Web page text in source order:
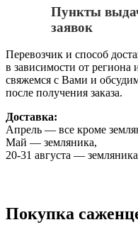
Пункты
заявок
Перевозчик и способ
в зависимости от
свяжемся с Вами и
после получения заказа.
Доставка:
Апрель — все кроме
Май — земляника,
20-31 августа —
Покупка